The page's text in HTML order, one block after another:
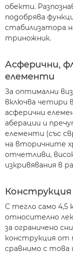
обекти.
подобрява
стабилизатора
триножник.
Асферични,
елементи
За оптимални
включва четири
асферични
аберации и
елементи (със
на вторичните
отчетливи,
изкривявания в
Конструкция
С тегло само 4,5
относително
за ограничено
конструкция от
сравнимо с